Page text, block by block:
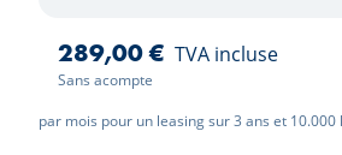
289,00 € TVA incluse
Sans acompte
par mois pour un leasing sur 3 ans et 10.000